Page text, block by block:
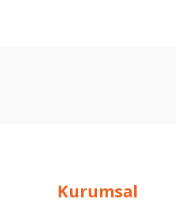
Kurumsal